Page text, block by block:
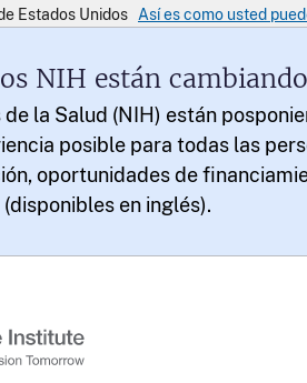
NIH están cambiando
la Salud (NIH) están
posible para todas las
oportunidades de
(disponibles en inglés).
Vision